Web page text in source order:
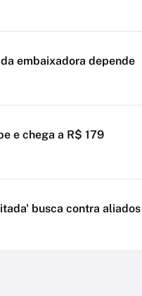
embaixadora depende
e chega a R$ 179
busca contra aliados